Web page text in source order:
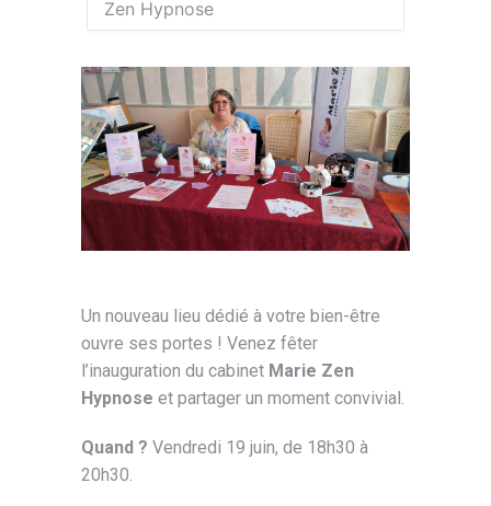
Zen Hypnose
Un nouveau lieu dédié à votre bien-être
ouvre ses portes ! Venez fêter
l’inauguration du cabinet Marie Zen
Hypnose et partager un moment convivial.
Quand ? Vendredi 19 juin, de 18h30 à
20h30.